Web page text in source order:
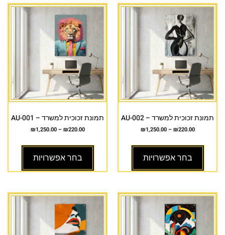
תמונת זכוכית למשרד – AU-002
₪220.00
–
₪1,250.00
בחר אפשרויות
תמונת זכוכית למשרד – AU-001
₪220.00
–
₪1,250.00
בחר אפשרויות